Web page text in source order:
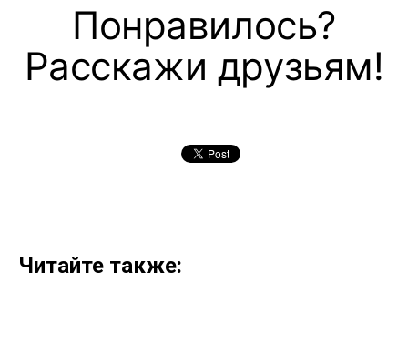
Понравилось?
Расскажи друзьям!
Читайте также: